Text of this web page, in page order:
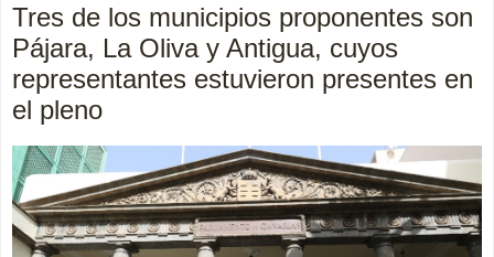
Tres de los municipios proponentes son
Pájara, La Oliva y Antigua, cuyos
representantes estuvieron presentes en
el pleno